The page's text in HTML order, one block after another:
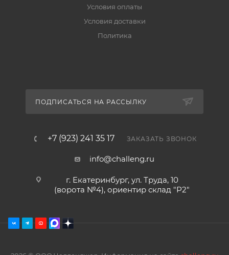
Условия оплаты
Условия доставки
Политика
ПОДПИСАТЬСЯ НА РАССЫЛКУ
+7 (923) 241 35 17 ЗАКАЗАТЬ ЗВОНОК
info@challeng.ru
г. Екатеринбург, ул. Труда, 10
(ворота №4), ориентир склад "Р2"